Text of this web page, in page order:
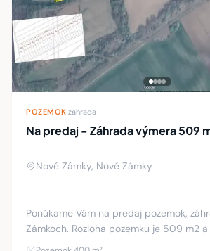
POZEMOK záhrada
Na predaj - Záhrada výmera 509
Nové Zámky, Nové Zámky
Ponúkame Vám na predaj pozemok,
Zámkoch. Rozloha pozemku je 509 m2
smerom na Nesvady, neďaleko rieky